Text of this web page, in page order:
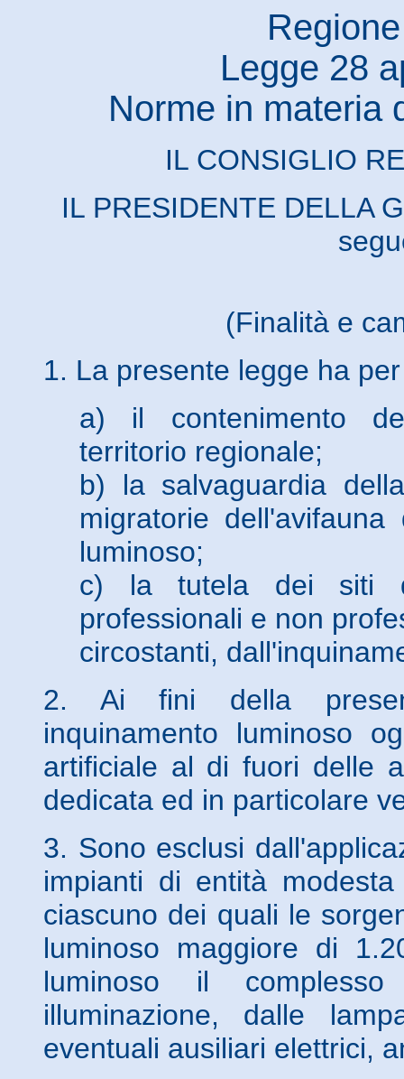
Legge 28
Norme in materia
IL CONSIGLIO
IL PRESIDENTE DELLA
(Finalità e
1. La presente legge ha
a) il contenimento
territorio regionale;
b) la salvaguardia
migratorie
luminoso;
c) la tutela dei siti
professionali e non
circostanti,
2. Ai fini della
inquinamento luminoso
artificiale al di fuori delle
dedicata ed in particolare
3. Sono esclusi
impianti di entità
ciascuno dei quali le
luminoso maggiore di
luminoso il
illuminazione, dalle
eventuali ausiliari elettrici,